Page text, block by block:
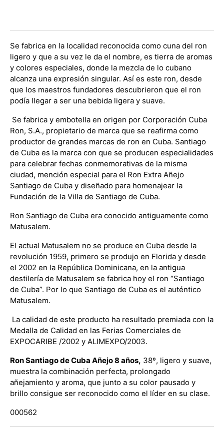
Se fabrica en la localidad reconocida como cuna del ron
ligero y que a su vez le da el nombre, es tierra de aromas
y colores especiales, donde la mezcla de lo cubano
alcanza una expresión singular. Así es este ron, desde
que los maestros fundadores descubrieron que el ron
podía llegar a ser una bebida ligera y suave.
Se fabrica y embotella en origen por Corporación Cuba
Ron, S.A., propietario de marca que se reafirma como
productor de grandes marcas de ron en Cuba. Santiago
de Cuba es la marca con que se producen especialidades
para celebrar fechas conmemorativas de la misma
ciudad, mención especial para el Ron Extra Añejo
Santiago de Cuba y diseñado para homenajear la
Fundación de la Villa de Santiago de Cuba.
Ron Santiago de Cuba era conocido antiguamente como
Matusalem.
El actual Matusalem no se produce en Cuba desde la
revolución 1959, primero se produjo en Florida y desde
el 2002 en la República Dominicana, en la antigua
destilería de Matusalem se fabrica hoy el ron “Santiago
de Cuba”. Por lo que Santiago de Cuba es el auténtico
Matusalem.
La calidad de este producto ha resultado premiada con la
Medalla de Calidad en las Ferias Comerciales de
EXPOCARIBE /2002 y ALIMEXPO/2003.
Ron Santiago de Cuba Añejo 8 años, 38º, ligero y suave,
muestra la combinación perfecta, prolongado
añejamiento y aroma, que junto a su color pausado y
brillo consigue ser reconocido como el líder en su clase.
000562